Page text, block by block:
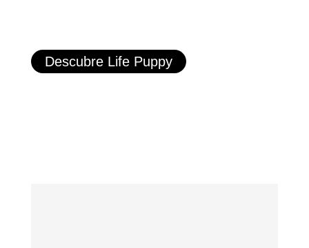
Descubre Life Puppy